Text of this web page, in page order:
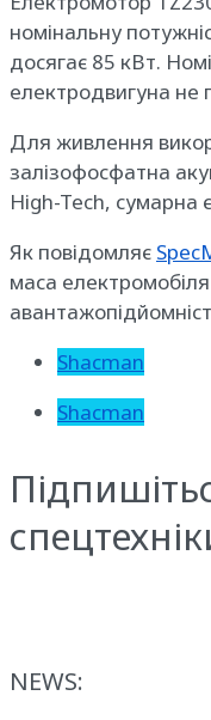
номінальну
досягає 85 кВт.
електродвигуна
Для живлення
залізофосфатна
High-Tech, сумарна
Як повідомляє
маса
Shacman
Shacman
NEWS: